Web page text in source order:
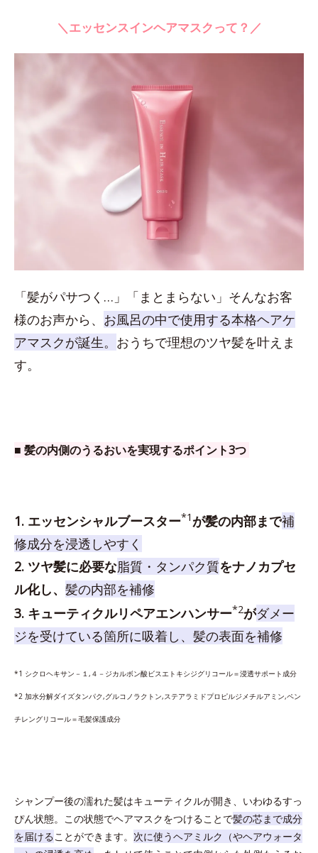
＼エッセンスインヘアマスクって？／
「髪がパサつく…」「まとまらない」そんなお客
様のお声から、 お風呂の中で使用する本格ヘアケ
アマスクが誕生。 おうちで理想のツヤ髪を叶えま
す。
■ 髪の内側のうるおいを実現するポイント3つ
1. エッセンシャルブースター*1 が髪の内部まで補
修成分を浸透しやすく
2. ツヤ髪に必要な脂質・タンパク質をナノカプセ
ル化し、 髪の内部を補修
3. キューティクルリペアエンハンサー*2がダメー
ジを受けている箇所に吸着し、髪の表面を補修
*1 シクロヘキサン－１,４－ジカルボン酸ビスエトキシジグリコール＝浸透サポート成分
*2 加水分解ダイズタンパク,グルコノラクトン,ステアラミドプロピルジメチルアミン,ペン
チレングリコール＝毛髪保護成分
シャンプー後の濡れた髪はキューティクルが開き、いわゆるすっ
ぴん状態。この状態でヘアマスクをつけることで髪の芯まで成分
を届けることができます。 次に使うヘアミルク（やヘアウォータ